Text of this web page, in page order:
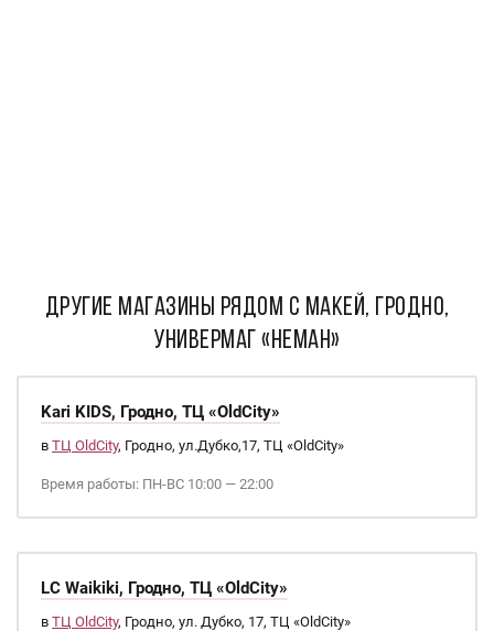
ДРУГИЕ МАГАЗИНЫ РЯДОМ С Макей, Гродно,
Универмаг «Неман»
Kari KIDS, Гродно, ТЦ «OldCity»
в ТЦ OldCity, Гродно, ул.Дубко,17, ТЦ «OldCity»
Время работы: ПН-ВС 10:00 — 22:00
LC Waikiki, Гродно, ТЦ «OldCity»
в ТЦ OldCity, Гродно, ул. Дубко, 17, ТЦ «OldCity»